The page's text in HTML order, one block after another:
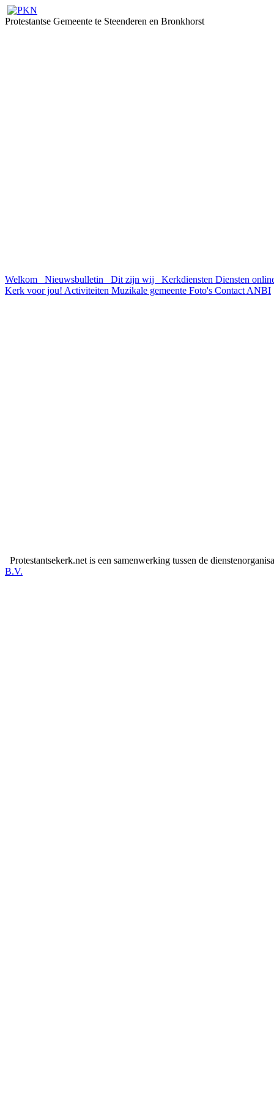
Protestantse Gemeente te Steenderen en Bronkhorst
Welkom Nieuwsbulletin Dit zijn wij Kerkdiensten Diensten
Kerk voor jou! Activiteiten Muzikale gemeente Foto's Contact ANBI
Protestantsekerk.net is een samenwerking tussen de
B.V.